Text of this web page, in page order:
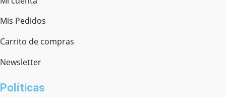
Mis Pedidos
Carrito de compras
Newsletter
Políticas